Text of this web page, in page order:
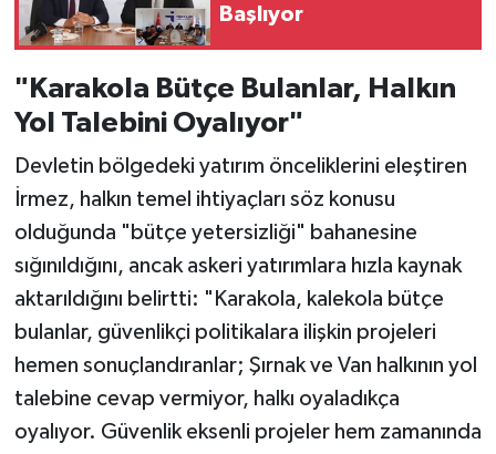
Başlıyor
"Karakola Bütçe Bulanlar, Halkın
Yol Talebini Oyalıyor"
Devletin bölgedeki yatırım önceliklerini eleştiren
İrmez, halkın temel ihtiyaçları söz konusu
olduğunda "bütçe yetersizliği" bahanesine
sığınıldığını, ancak askeri yatırımlara hızla kaynak
aktarıldığını belirtti: "Karakola, kalekola bütçe
bulanlar, güvenlikçi politikalara ilişkin projeleri
hemen sonuçlandıranlar; Şırnak ve Van halkının yol
talebine cevap vermiyor, halkı oyaladıkça
oyalıyor. Güvenlik eksenli projeler hem zamanında